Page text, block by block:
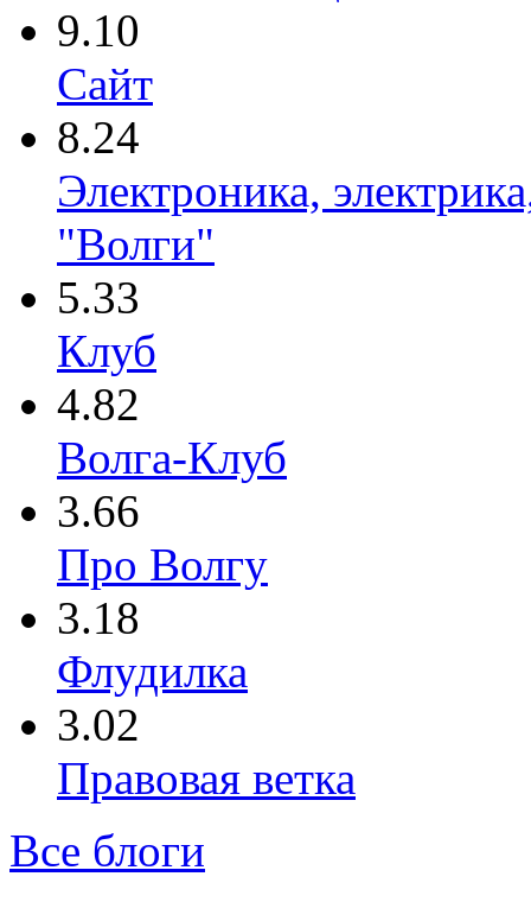
9.10
Сайт
8.24
Электроника,
"Волги"
5.33
Клуб
4.82
Волга-Клуб
3.66
Про Волгу
3.18
Флудилка
3.02
Правовая ветка
Все блоги